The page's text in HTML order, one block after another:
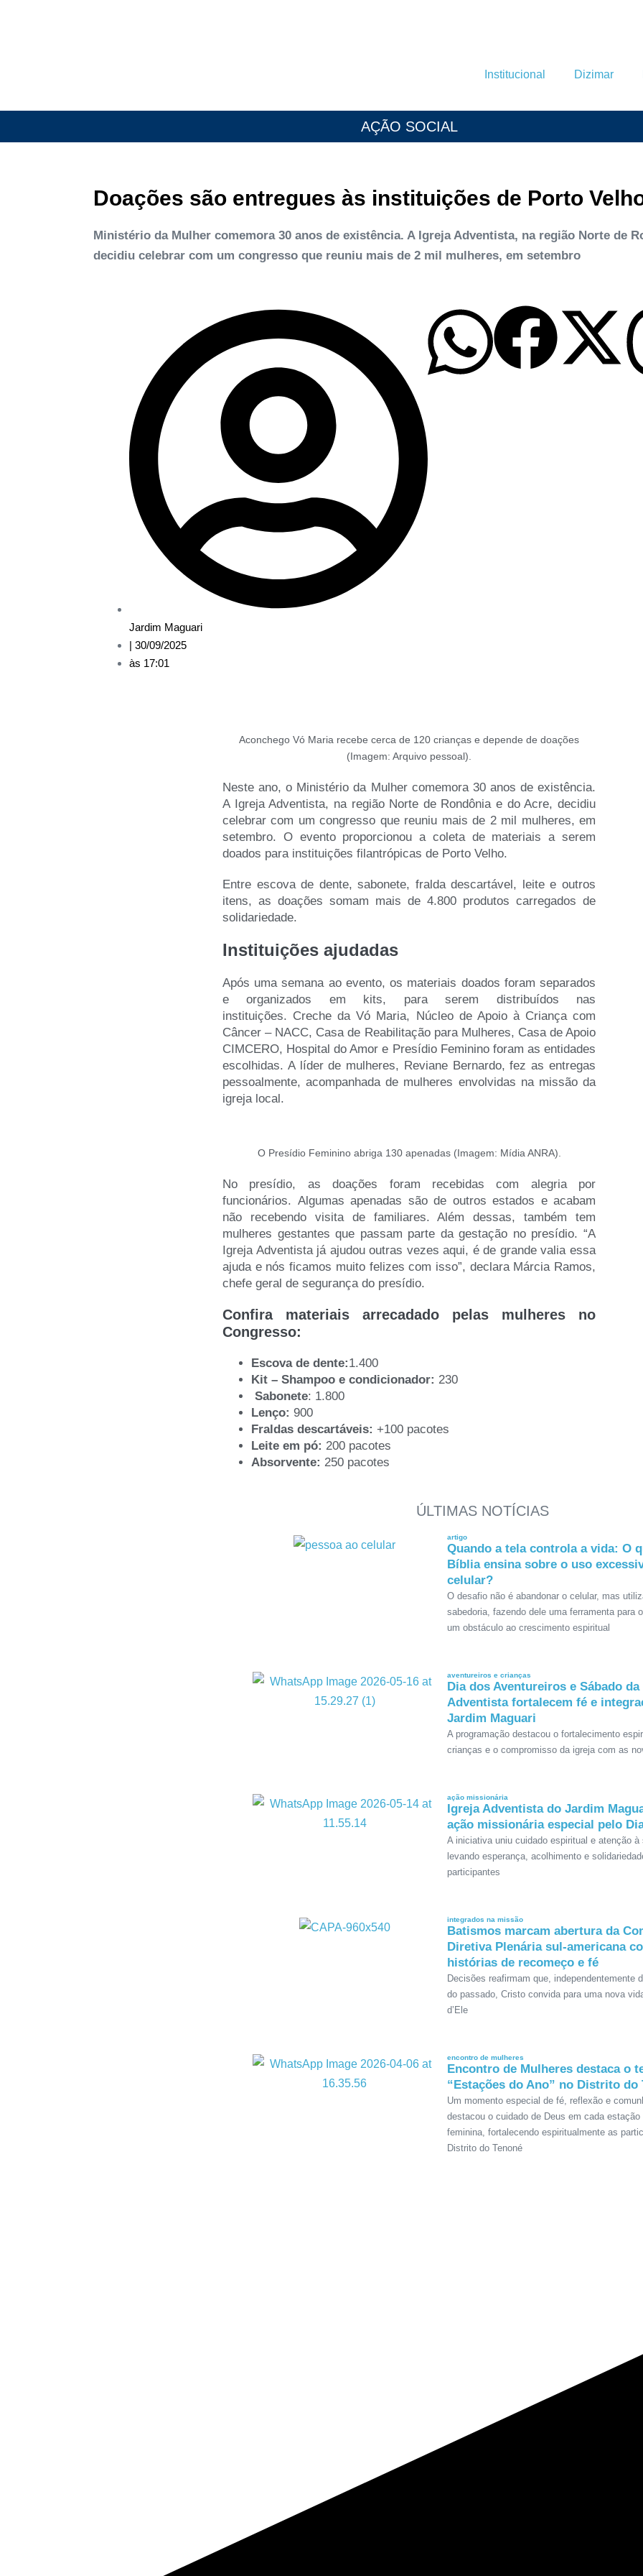
Institucional Dizimar
AÇÃO SOCIAL
Doações são entregues às instituições de Porto
Ministério da Mulher comemora 30 anos de existência. A Igreja Adventista, na região Norte de
decidiu celebrar com um congresso que reuniu mais de 2 mil mulheres, em setembro
Jardim Maguari
30/09/2025
às 17:01
Aconchego Vó Maria recebe cerca de 120 crianças e depende de doações
(Imagem: Arquivo pessoal).
Neste ano, o Ministério da Mulher comemora 30 anos de existência.
A Igreja Adventista, na região Norte de Rondônia e do Acre, decidiu
celebrar com um congresso que reuniu mais de 2 mil mulheres, em
setembro. O evento proporcionou a coleta de materiais a serem
doados para instituições filantrópicas de Porto Velho.
Entre escova de dente, sabonete, fralda descartável, leite e outros
itens, as doações somam mais de 4.800 produtos carregados de
solidariedade.
Instituições ajudadas
Após uma semana ao evento, os materiais doados foram separados
e organizados em kits, para serem distribuídos nas
instituições. Creche da Vó Maria, Núcleo de Apoio à Criança com
Câncer – NACC, Casa de Reabilitação para Mulheres, Casa de Apoio
CIMCERO, Hospital do Amor e Presídio Feminino foram as entidades
escolhidas. A líder de mulheres, Reviane Bernardo, fez as entregas
pessoalmente, acompanhada de mulheres envolvidas na missão da
igreja local.
O Presídio Feminino abriga 130 apenadas (Imagem: Mídia ANRA).
No presídio, as doações foram recebidas com alegria por
funcionários. Algumas apenadas são de outros estados e acabam
não recebendo visita de familiares. Além dessas, também tem
mulheres gestantes que passam parte da gestação no presídio. “A
Igreja Adventista já ajudou outras vezes aqui, é de grande valia essa
ajuda e nós ficamos muito felizes com isso”, declara Márcia Ramos,
chefe geral de segurança do presídio.
Confira materiais arrecadado pelas mulheres no
Congresso:
Escova de dente:1.400
Kit – Shampoo e condicionador: 230
Sabonete: 1.800
Lenço: 900
Fraldas descartáveis: +100 pacotes
Leite em pó: 200 pacotes
Absorvente: 250 pacotes
ÚLTIMAS NOTÍCIAS
artigo
Quando a tela controla a vida: O
Bíblia ensina sobre o uso
celular?
O desafio não é abandonar o celular, mas
sabedoria, fazendo dele uma ferramenta para
um obstáculo ao crescimento espiritual
aventureiros e crianças
Dia dos Aventureiros e Sábado
Adventista fortalecem fé e
Jardim Maguari
A programação destacou o fortalecimento
crianças e o compromisso da igreja com as
ação missionária
Igreja Adventista do Jardim
ação missionária especial pelo
A iniciativa uniu cuidado espiritual e atenção à
levando esperança, acolhimento e
participantes
integrados na missão
Batismos marcam abertura da
Diretiva Plenária sul-americana
histórias de recomeço e fé
Decisões reafirmam que, independentemente
do passado, Cristo convida para uma nova
d’Ele
encontro de mulheres
Encontro de Mulheres destaca o
“Estações do Ano” no Distrito do
Um momento especial de fé, reflexão e
destacou o cuidado de Deus em cada estação
feminina, fortalecendo espiritualmente as
Distrito do Tenoné